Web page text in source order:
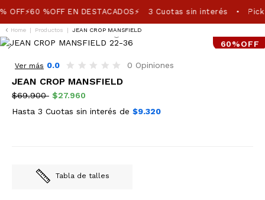
OFF⚡60 %OFF EN DESTACADOS⚡ 3 Cuotas sin interés •
Home | Productos | JEAN CROP MANSFIELD
60%OFF
Ver más 0.0 0 Opiniones
JEAN CROP MANSFIELD
$69.900 $27.960
Hasta 3 Cuotas sin interés de $9.320
Tabla de talles